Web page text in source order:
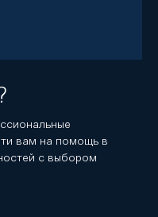
вам на помощь в
с выбором